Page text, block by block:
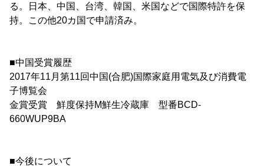
る。日本、中国、台湾、韓国、米国などで国際特許を保
持。この他20カ国で申請済み。
■中国受賞履歴
2017年11月第11回中国(合肥)国際家庭用電気及び消費電
子博覧会
金賞受賞 鮮度保持M鮮生冷蔵庫 型番BCD-
660WUP9BA
■今後について